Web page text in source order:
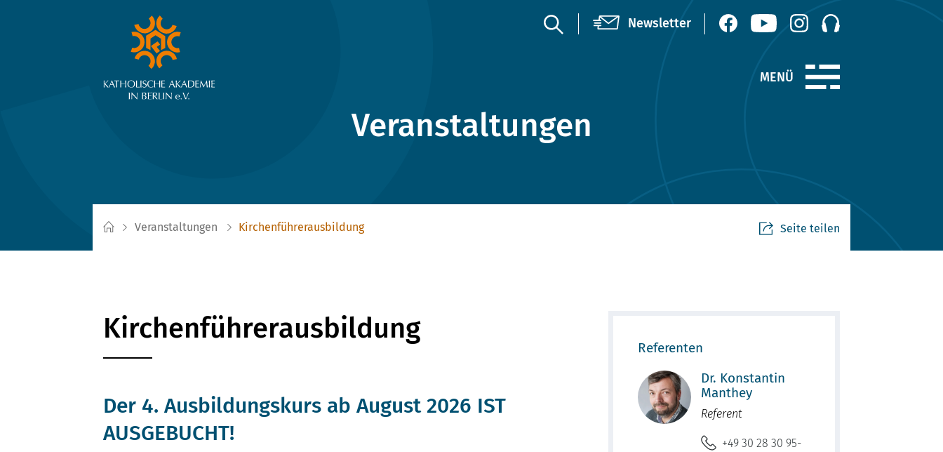
Veranstaltungen
Veranstaltungen Kirchenführerausbildung Seite teilen
Kirchenführerausbildung
Der 4. Ausbildungskurs ab August 2026 IST
AUSGEBUCHT!
Referenten
Dr. Konstantin
Manthey
Referent
+49 30 28 30 95-